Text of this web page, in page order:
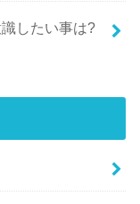
したい事は?